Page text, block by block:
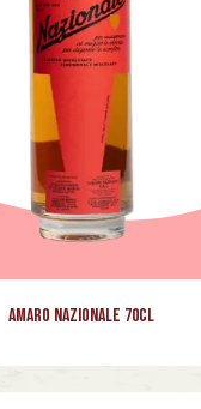
Amaro Nazionale 70cl